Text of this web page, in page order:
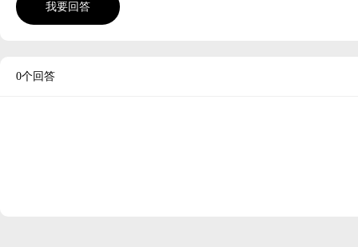
我要回答
0个回答